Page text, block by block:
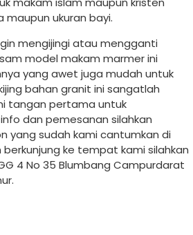
maupun ukuran bayi.
mengijingi atau mengganti
model makam marmer ini
yang awet juga mudah untuk
bahan granit ini sangatlah
tangan pertama untuk
dan pemesanan silahkan
yang sudah kami cantumkan di
berkunjung ke tempat kami silahkan
4 No 35 Blumbang Campurdarat